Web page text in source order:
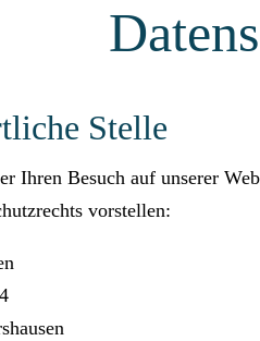
Stelle
Ihren Besuch auf unserer
vorstellen: